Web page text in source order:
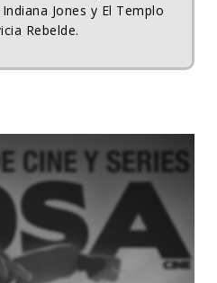
Jones y El Templo
Rebelde.